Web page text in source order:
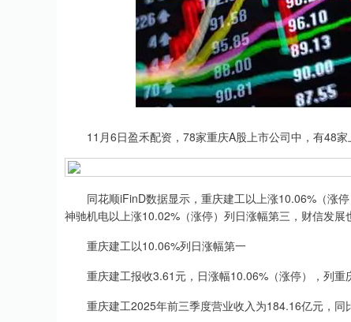
11月6日盈禾配资，78家重庆A股上市公司中，有48家
同花顺iFinD数据显示，重庆建工以上涨10.06%（涨停
神驰机电以上涨10.02%（涨停）列日涨幅第三，财信发
重庆建工以10.06%列日涨幅第一
重庆建工报收3.61元，日涨幅10.06%（涨停），列重
重庆建工2025年前三季度营业收入为184.16亿元，同
上证指数 3900.35 21.92